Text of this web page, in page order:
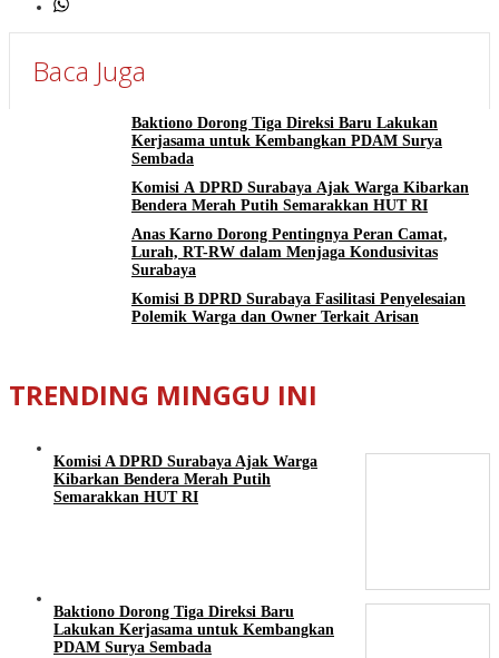
Baca Juga
Baktiono Dorong Tiga Direksi Baru Lakukan
Kerjasama untuk Kembangkan PDAM Surya
Sembada
Komisi A DPRD Surabaya Ajak Warga Kibarkan
Bendera Merah Putih Semarakkan HUT RI
Anas Karno Dorong Pentingnya Peran Camat,
Lurah, RT-RW dalam Menjaga Kondusivitas
Surabaya
Komisi B DPRD Surabaya Fasilitasi Penyelesaian
Polemik Warga dan Owner Terkait Arisan
TRENDING MINGGU INI
Komisi A DPRD Surabaya Ajak Warga
Kibarkan Bendera Merah Putih
Semarakkan HUT RI
Baktiono Dorong Tiga Direksi Baru
Lakukan Kerjasama untuk Kembangkan
PDAM Surya Sembada